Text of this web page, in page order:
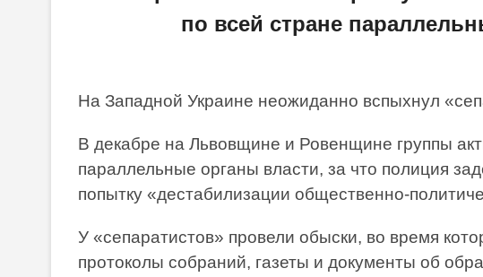
по всей стране
На Западной Украине неожиданно вспыхнул
В декабре на Львовщине и Ровенщине группы
параллельные органы власти, за что полиция
попытку «дестабилизации общественно-
У «сепаратистов» провели обыски, во время
протоколы собраний, газеты и документы об